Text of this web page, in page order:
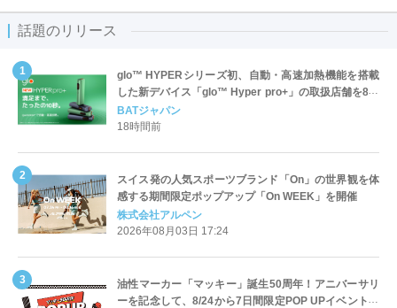
話題のリリース
glo™ HYPERシリーズ初、自動・高速加熱機能を搭載
した新デバイス「glo™ Hyper pro+」の取扱店舗を8月
17日より全国へ拡大
BATジャパン
18時間前
スイス発の人気スポーツブランド「On」の世界観を体
感する期間限定ポップアップ「On WEEK」を開催
株式会社アルペン
2026年08月03日 17:24
油性マーカー「マッキー」誕生50周年！アニバーサリ
ーを記念して、8/24から7日間限定POP UPイベントを